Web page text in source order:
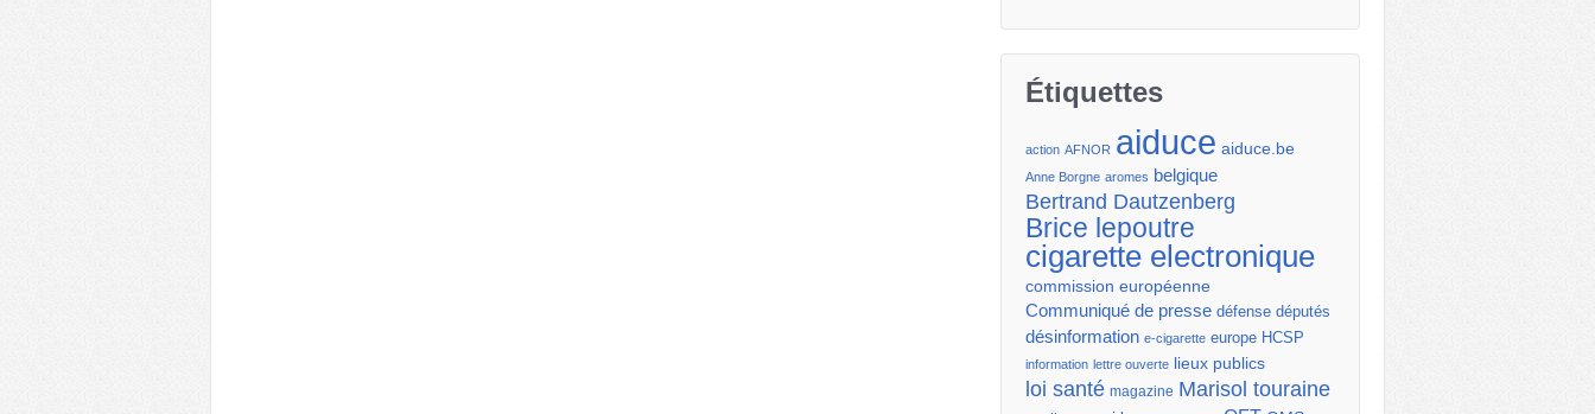
Étiquettes
action AFNOR aiduce aiduce.be
Anne Borgne aromes belgique
Bertrand Dautzenberg
Brice lepoutre
cigarette electronique
commission européenne
Communiqué de presse défense députés
désinformation e-cigarette europe HCSP
information lettre ouverte lieux publics
loi santé magazine Marisol touraine